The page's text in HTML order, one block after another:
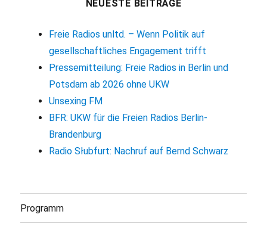
NEUESTE BEITRÄGE
Freie Radios unltd. – Wenn Politik auf
gesellschaftliches Engagement trifft
Pressemitteilung: Freie Radios in Berlin und
Potsdam ab 2026 ohne UKW
Unsexing FM
BFR: UKW für die Freien Radios Berlin-
Brandenburg
Radio Słubfurt: Nachruf auf Bernd Schwarz
Programm